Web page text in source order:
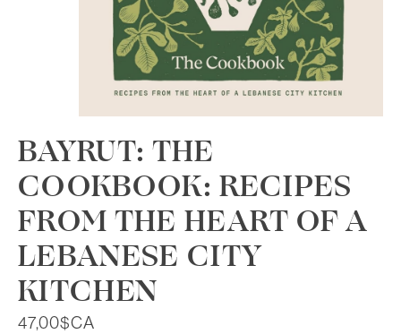
BAYRUT: THE
COOKBOOK: RECIPES
FROM THE HEART OF A
LEBANESE CITY
KITCHEN
47,00$CA